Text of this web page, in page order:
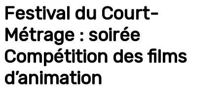
Festival du Court-
Métrage : soirée
Compétition des films
d’animation